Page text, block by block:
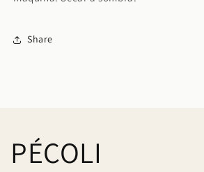
Share
PÉCOLI